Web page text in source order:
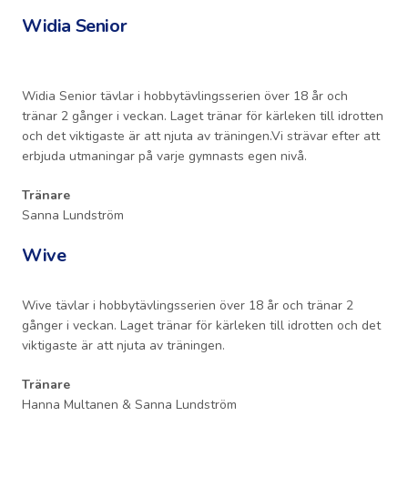
Widia Senior
Widia Senior tävlar i hobbytävlingsserien över 18 år och
tränar 2 gånger i veckan. Laget tränar för kärleken till idrotten
och det viktigaste är att njuta av träningen.Vi strävar efter att
erbjuda utmaningar på varje gymnasts egen nivå.
Tränare
Sanna Lundström
Wive
Wive tävlar i hobbytävlingsserien över 18 år och tränar 2
gånger i veckan. Laget tränar för kärleken till idrotten och det
viktigaste är att njuta av träningen.
Tränare
Hanna Multanen & Sanna Lundström